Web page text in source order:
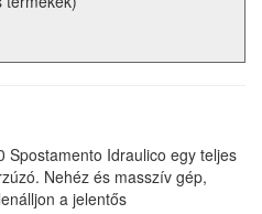
Spostamento Idraulico egy teljes
Nehéz és masszív gép,
a jelentős